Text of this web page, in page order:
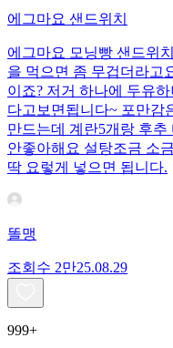
에그마요 샌드위치
에그마요 모닝빵 샌드위
을 먹으면 좀 무겁더라고
이죠? 저거 하나에 두유
다고보면됩니다~ 포만감
만드는데 계란5개랑 후추
안좋아해요 설탕조금 소
딱 요렇게 넣으면 됩니다.
똘맹
조회수 2만25.08.29
999+